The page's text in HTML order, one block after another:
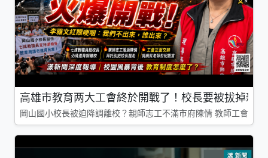
高雄市教育两大工會終於開戰了！校長要被拔掉親
岡山國小校長被迫降調離校？親師志工不滿市府陳情 教師工會槓